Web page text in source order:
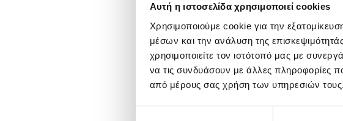
Αυτή η ιστοσελίδα χρησιμοποιεί cookies
Χρησιμοποιούμε cookie για την
μέσων και την ανάλυση της
χρησιμοποιείτε τον ιστότοπό μας με
να τις συνδυάσουν με άλλες πληροφορίες
από μέρους σας χρήση των υπηρεσιών τους.